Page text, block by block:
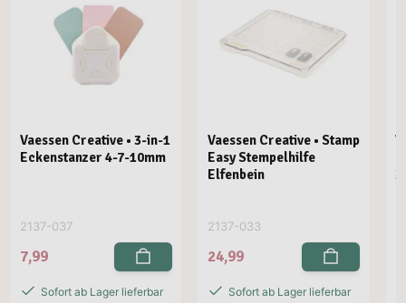
Vaessen Creative • 3-in-1
Eckenstanzer 4-7-10mm
2137-037
7,99
Sofort ab Lager lieferbar
Vaessen Creative • Stamp
Easy Stempelhilfe
Elfenbein
2137-033
24,99
Sofort ab Lager lieferbar